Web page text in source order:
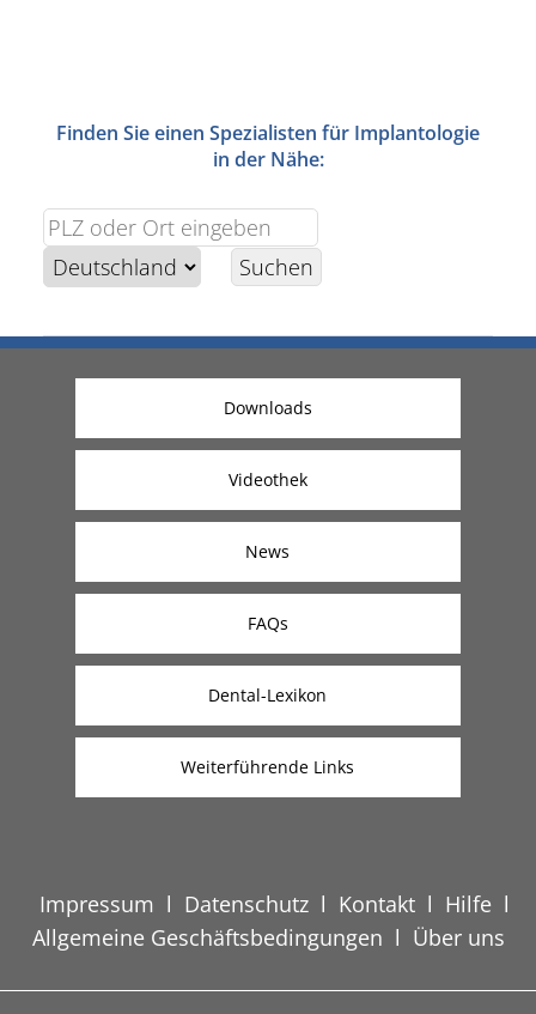
Finden Sie einen Spezialisten für Implantologie
in der Nähe:
Downloads
Videothek
News
FAQs
Dental-Lexikon
Weiterführende Links
Impressum l Datenschutz l Kontakt l Hilfe l
Allgemeine Geschäftsbedingungen l Über uns